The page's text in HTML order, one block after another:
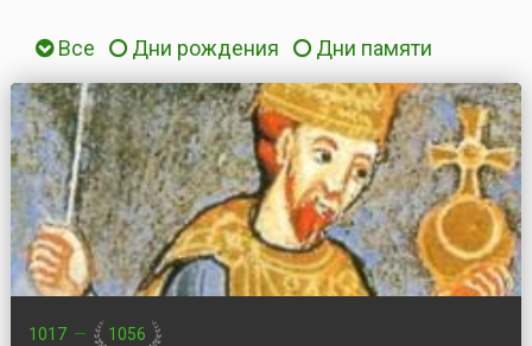
Все Дни рождения Дни памяти
1017 — 1056